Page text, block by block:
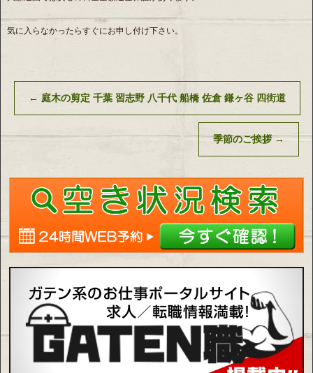
気に入らなかったらすぐにお申し付け下さい。
← 庭木の剪定 千葉 習志野 八千代 船橋 佐倉 鎌ヶ谷 四街道
季節のご挨拶→